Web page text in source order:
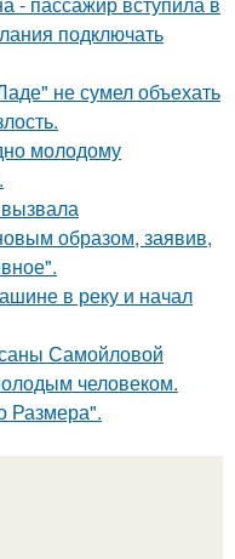
подключать
не сумел объехать
молодому
образом, заявив,
в реку и начал
Самойловой
человеком.
Размера".